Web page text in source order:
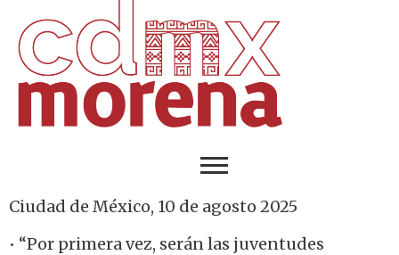
Ciudad de México, 10 de agosto 2025
• “Por primera vez, serán las juventudes